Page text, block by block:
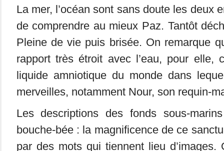
La mer, l’océan sont sans doute les deux
de comprendre au mieux Paz. Tantôt
Pleine de vie puis brisée. On remarque
rapport très étroit avec l’eau, pour elle,
liquide amniotique du monde dans
merveilles, notamment Nour, son requin-
Les descriptions des fonds sous-
bouche-bée : la magnificence de ce
par des mots qui tiennent lieu d’images.